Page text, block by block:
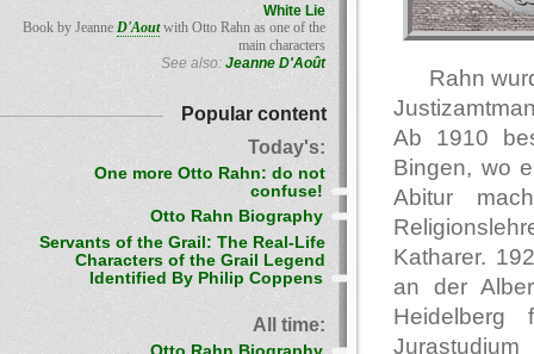
Rahn
Ab 1910
Bingen, wo
Abitur
Katharer.
an der
White Lie
Book by Jeanne D'Aoutwith Otto Rahn as one of the
main characters
See also: Jeanne D'Août
Popular content
Today's:
One more Otto Rahn: do not
confuse!
Otto Rahn Biography
Servants of the Grail: The Real-Life
Characters of the Grail Legend
Identified By Philip Coppens
All time: